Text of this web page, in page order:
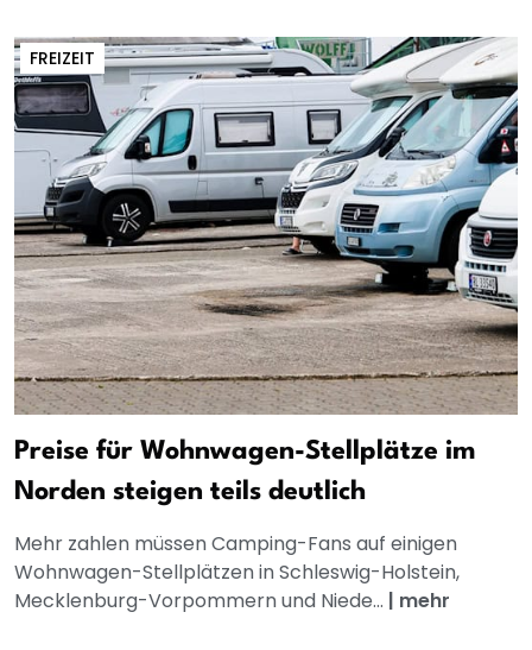
FREIZEIT
Preise für Wohnwagen-Stellplätze im
Norden steigen teils deutlich
Mehr zahlen müssen Camping-Fans auf einigen
Wohnwagen-Stellplätzen in Schleswig-Holstein,
Mecklenburg-Vorpommern und Niede... | mehr